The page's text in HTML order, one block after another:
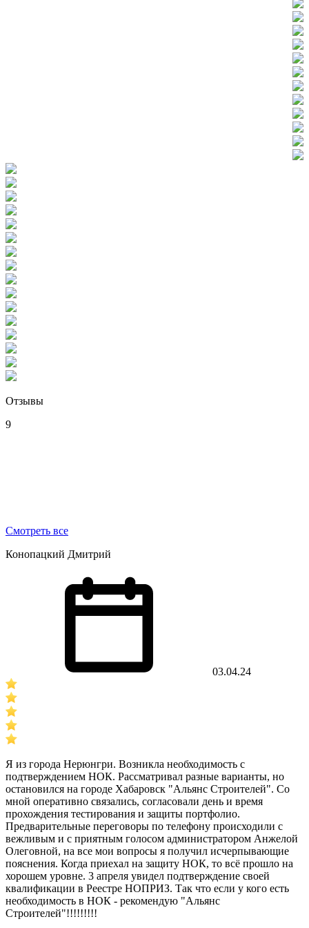
Отзывы
9
Смотреть все
Конопацкий Дмитрий
03.04.24
Я из города Нерюнгри. Возникла необходимость с
подтверждением НОК. Рассматривал разные варианты, но
остановился на городе Хабаровск "Альянс Строителей". Со
мной оперативно связались, согласовали день и время
прохождения тестирования и защиты портфолио.
Предварительные переговоры по телефону происходили с
вежливым и с приятным голосом администратором Анжелой
Олеговной, на все мои вопросы я получил исчерпывающие
пояснения. Когда приехал на защиту НОК, то всё прошло на
хорошем уровне. 3 апреля увидел подтверждение своей
квалификации в Реестре НОПРИЗ. Так что если у кого есть
необходимость в НОК - рекомендую "Альянс
Строителей"!!!!!!!!!